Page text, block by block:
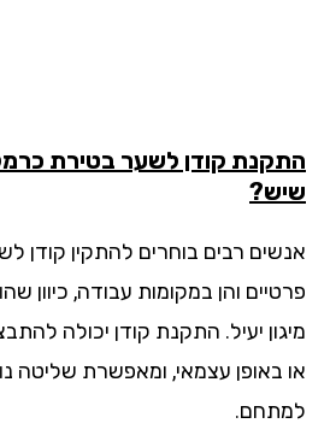
קודן לשער בטירת כרמל –
רבים בוחרים להתקין קודן לשער
והן במקומות עבודה, כיוון שהוא
יעיל. התקנת קודן יכולה להתבצע
באופן עצמאי, ומאפשרת שליטה נוחה